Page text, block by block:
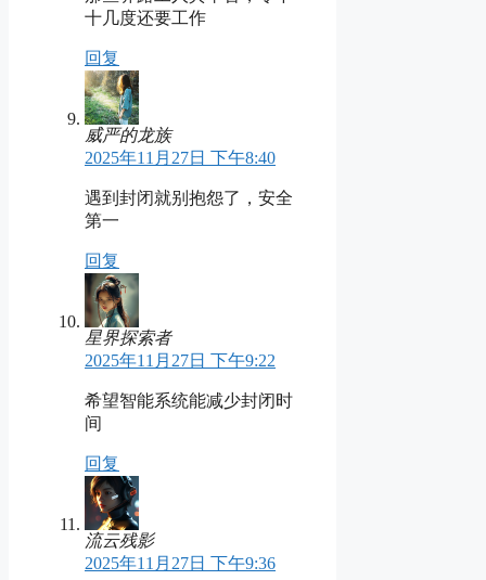
十几度还要工作
回复
威严的龙族
2025年11月27日 下午8:40
遇到封闭就别抱怨了，安全
第一
回复
星界探索者
2025年11月27日 下午9:22
希望智能系统能减少封闭时
间
回复
流云残影
2025年11月27日 下午9:36